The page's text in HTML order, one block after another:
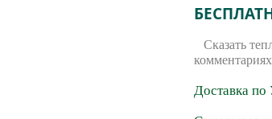
Сказать
Доставка